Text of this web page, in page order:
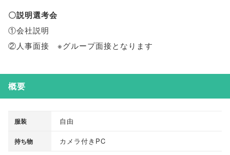
〇説明選考会
①会社説明
②人事面接 ※グループ面接となります
概要
服装 自由
持ち物 カメラ付きPC